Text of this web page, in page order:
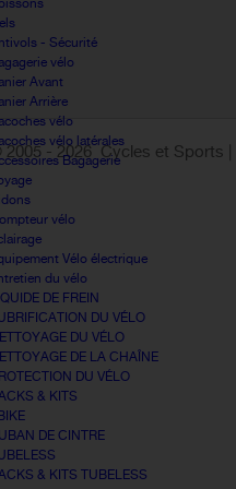
- Sécurité
vélo
Avant
Arrière
vélo
vélo latérales
Bagagerie
vélo
Vélo électrique
du vélo
DE FREIN
DU VÉLO
DU VÉLO
DE LA CHAÎNE
DU VÉLO
& KITS
DE CINTRE
& KITS TUBELESS
2005 - 2026 Cycles et Sports |